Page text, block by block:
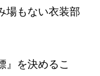
場もない衣装部
』を決めるこ